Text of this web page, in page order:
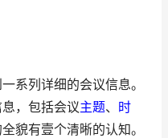
系列详细的会议信息。
，包括会议主题、 时
貌有壹个清晰的认知。